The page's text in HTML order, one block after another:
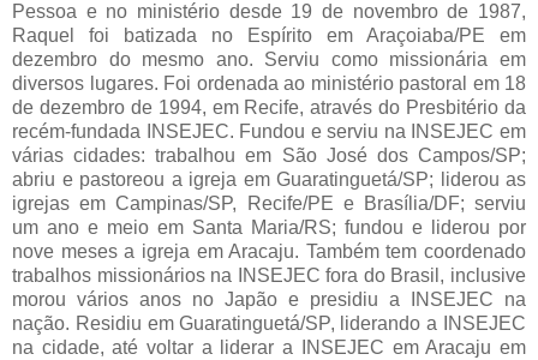
Pessoa e no ministério desde 19 de novembro de 1987,
Raquel foi batizada no Espírito em Araçoiaba/PE em
dezembro do mesmo ano. Serviu como missionária em
diversos lugares. Foi ordenada ao ministério pastoral em 18
de dezembro de 1994, em Recife, através do Presbitério da
recém-fundada INSEJEC. Fundou e serviu na INSEJEC em
várias cidades: trabalhou em São José dos Campos/SP;
abriu e pastoreou a igreja em Guaratinguetá/SP; liderou as
igrejas em Campinas/SP, Recife/PE e Brasília/DF; serviu
um ano e meio em Santa Maria/RS; fundou e liderou por
nove meses a igreja em Aracaju. Também tem coordenado
trabalhos missionários na INSEJEC fora do Brasil, inclusive
morou vários anos no Japão e presidiu a INSEJEC na
nação. Residiu em Guaratinguetá/SP, liderando a INSEJEC
na cidade, até voltar a liderar a INSEJEC em Aracaju em